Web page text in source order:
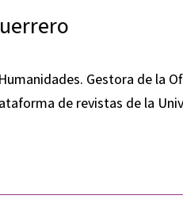
Gestora de la
de revistas de la